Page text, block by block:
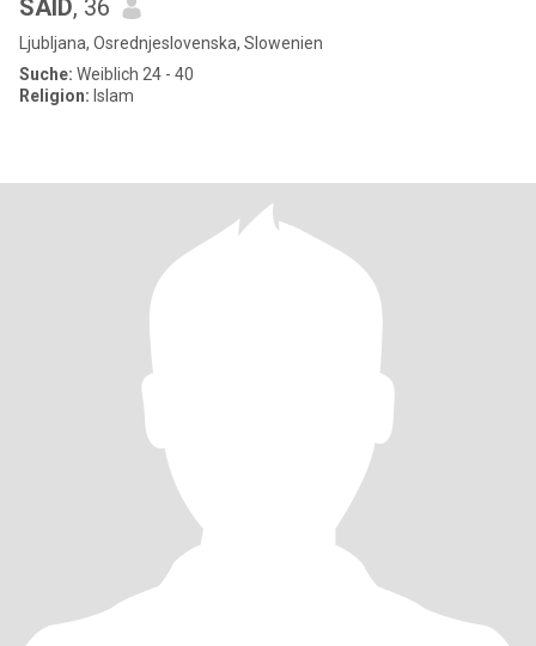
SAID, 36
Ljubljana, Osrednjeslovenska, Slowenien
Suche: Weiblich 24 - 40
Religion: Islam